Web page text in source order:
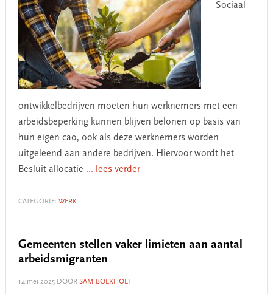
Sociaal
ontwikkelbedrijven moeten hun werknemers met een
arbeidsbeperking kunnen blijven belonen op basis van
hun eigen cao, ook als deze werknemers worden
uitgeleend aan andere bedrijven. Hiervoor wordt het
Besluit allocatie ... lees verder
CATEGORIE: WERK
Gemeenten stellen vaker limieten aan aantal
arbeidsmigranten
14 mei 2025DOOR SAM BOEKHOLT